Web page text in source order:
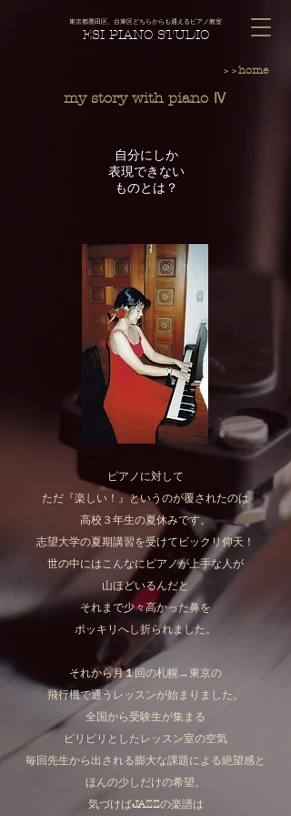
東京都墨田区、台東区どちらからも通えるピアノ教室
ESI PIANO STUDIO
my story with piano ​Ⅳ
＞＞home
自分にしか
表現できない
ものとは？
ピアノに対して
ただ『楽しい！』というのが覆されたのは
高校３年生の夏休みです。
志望大学の夏期講習を受けてビックリ仰天！
世の中にはこんなにピアノが上手な人が
山ほどいるんだと
それまで少々高かった鼻を
ポッキリへし折られました。
それから月１回の札幌→東京の
飛行機で通うレッスンが始まりました。
全国から受験生が集まる
ピリピリとしたレッスン室の空気
毎回先生から出される膨大な課題による絶望感と
ほんの少しだけの希望。
気づけばJAZZの楽譜は